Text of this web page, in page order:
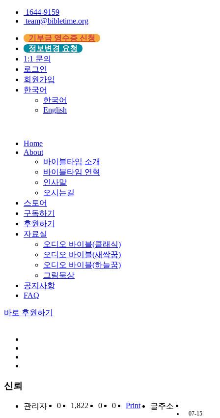
1644-9159
team@bibletime.org
기부금 영수증 신청
정보변경 요청
1:1 문의
로그인
회원가입
한국어
한국어
English
Home
About
바이블타임 소개
바이블타임 연혁
인사말
오시는길
스토어
구독하기
후원하기
자료실
오디오 바이블(클래식)
오디오 바이블(새싹꿈)
오디오 바이블(하늘꿈)
그림묵상
공지사항
FAQ
바로 후원하기
신뢰
관리자 0 1,822 0 0 Print 글주소
07-15